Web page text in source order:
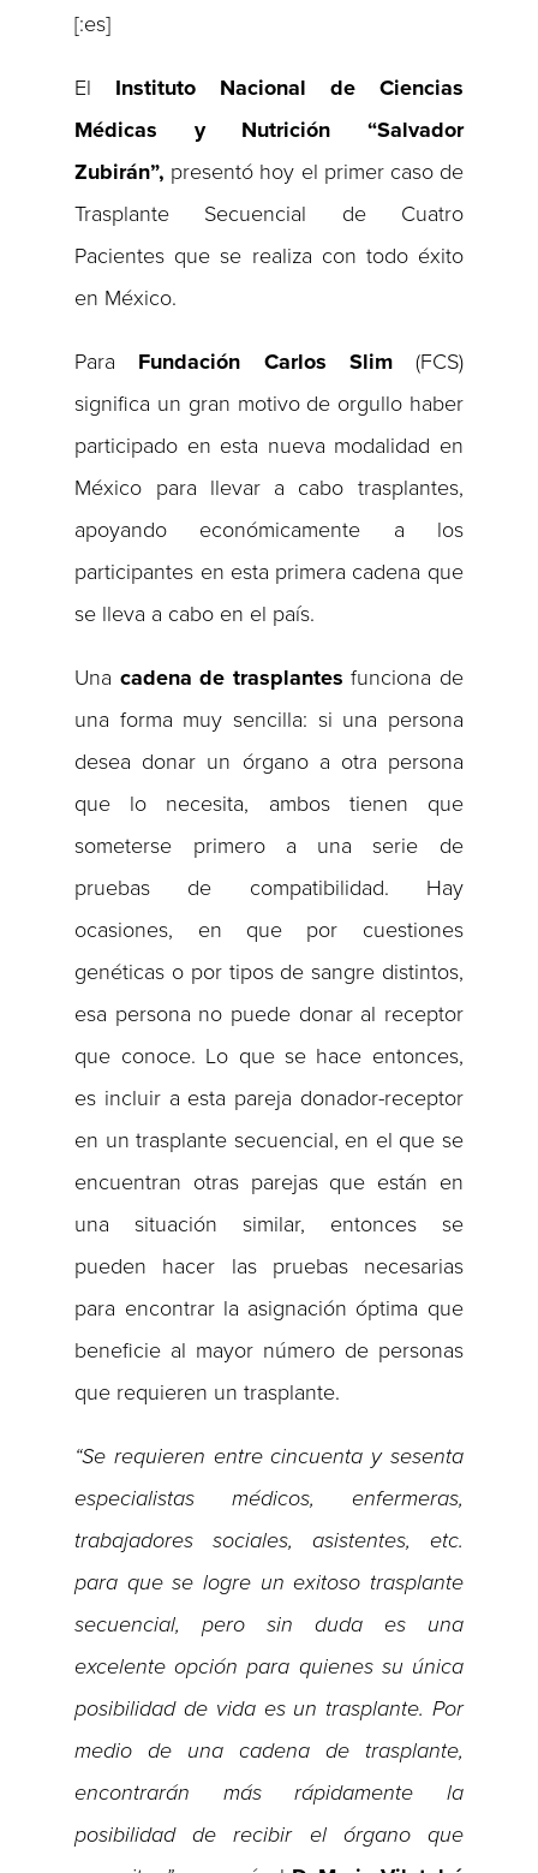
[:es]
El Instituto Nacional de Ciencias
Médicas y Nutrición “Salvador
Zubirán”, presentó hoy el primer caso de
Trasplante Secuencial de Cuatro
Pacientes que se realiza con todo éxito
en México.
Para Fundación Carlos Slim (FCS)
significa un gran motivo de orgullo haber
participado en esta nueva modalidad en
México para llevar a cabo trasplantes,
apoyando económicamente a los
participantes en esta primera cadena que
se lleva a cabo en el país.
Una cadena de trasplantes funciona de
una forma muy sencilla: si una persona
desea donar un órgano a otra persona
que lo necesita, ambos tienen que
someterse primero a una serie de
pruebas de compatibilidad. Hay
ocasiones, en que por cuestiones
genéticas o por tipos de sangre distintos,
esa persona no puede donar al receptor
que conoce. Lo que se hace entonces,
es incluir a esta pareja donador-receptor
en un trasplante secuencial, en el que se
encuentran otras parejas que están en
una situación similar, entonces se
pueden hacer las pruebas necesarias
para encontrar la asignación óptima que
beneficie al mayor número de personas
que requieren un trasplante.
“Se requieren entre cincuenta y sesenta
especialistas médicos, enfermeras,
trabajadores sociales, asistentes, etc.
para que se logre un exitoso trasplante
secuencial, pero sin duda es una
excelente opción para quienes su única
posibilidad de vida es un trasplante. Por
medio de una cadena de trasplante,
encontrarán más rápidamente la
posibilidad de recibir el órgano que